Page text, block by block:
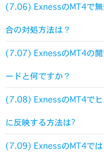
(7.06) ExnessのMT4で
合の対処方法は？
(7.07) ExnessのMT4の閲
ードと何ですか？
(7.08) ExnessのMT4でヒ
に反映する方法は?
(7.09) ExnessのMT4では